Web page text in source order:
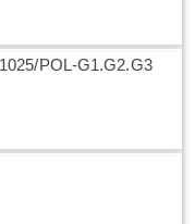
POL-G1.G2.G3